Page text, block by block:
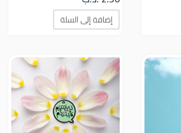
إضافة إلى السلة